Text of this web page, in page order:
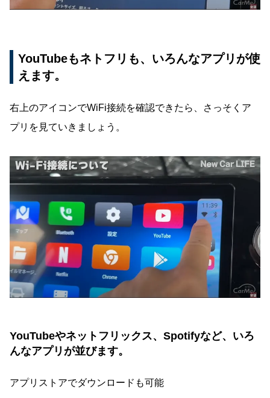
YouTubeもネトフリも、いろんなアプリが使
えます。
右上のアイコンでWiFi接続を確認できたら、さっそくア
プリを見ていきましょう。
YouTubeやネットフリックス、Spotifyなど、いろ
んなアプリが並びます。
アプリストアでダウンロードも可能